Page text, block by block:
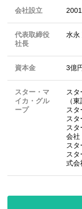
会社設立
代表取締役
社長
水永
資本金 3億
スター・マ
イカ・グル
ープ
ス
（
スタ
ス
ス
会社
ス
ス
式会